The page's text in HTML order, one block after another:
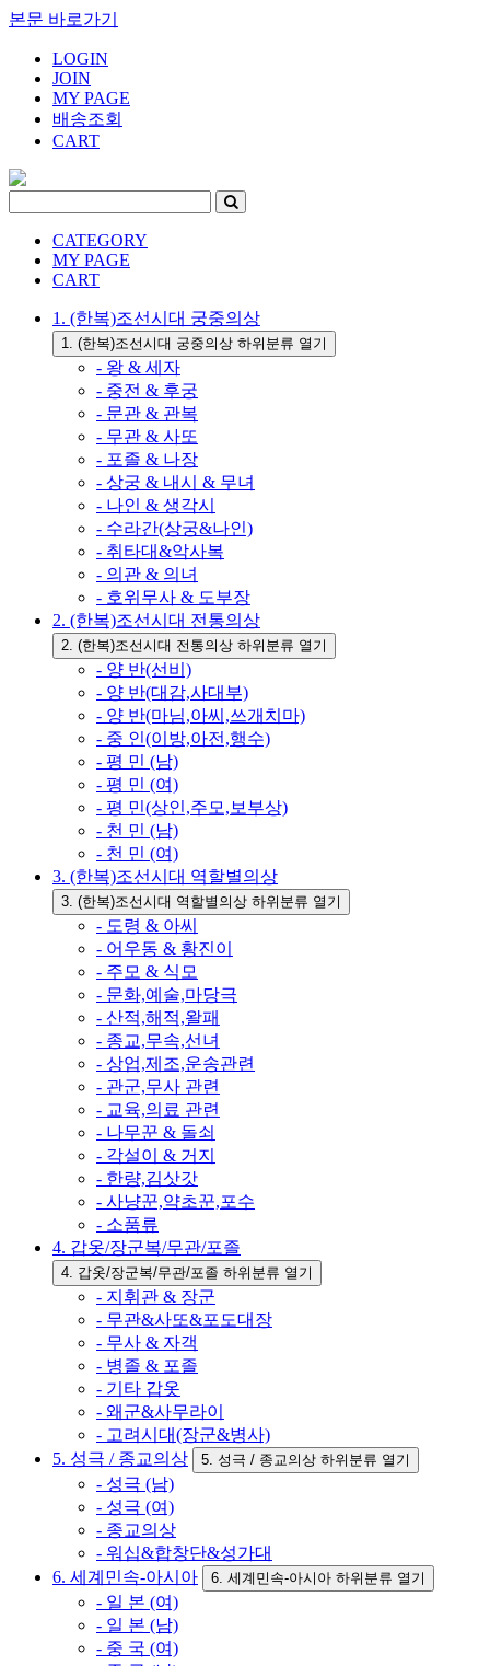
본문 바로가기
LOGIN
JOIN
MY PAGE
배송조회
CART
CATEGORY
MY PAGE
CART
1. (한복)조선시대 궁중의상
1. (한복)조선시대 궁중의상 하위분류 열기
- 왕 & 세자
- 중전 & 후궁
- 문관 & 관복
- 무관 & 사또
- 포졸 & 나장
- 상궁 & 내시 & 무녀
- 나인 & 생각시
- 수라간(상궁&나인)
- 취타대&악사복
- 의관 & 의녀
- 호위무사 & 도부장
2. (한복)조선시대 전통의상
2. (한복)조선시대 전통의상 하위분류 열기
- 양 반(선비)
- 양 반(대감,사대부)
- 양 반(마님,아씨,쓰개치마)
- 중 인(이방,아전,행수)
- 평 민 (남)
- 평 민 (여)
- 평 민(상인,주모,보부상)
- 천 민 (남)
- 천 민 (여)
3. (한복)조선시대 역할별의상
3. (한복)조선시대 역할별의상 하위분류 열기
- 도령 & 아씨
- 어우동 & 황진이
- 주모 & 식모
- 문화,예술,마당극
- 산적,해적,왈패
- 종교,무속,선녀
- 상업,제조,운송관련
- 관군,무사 관련
- 교육,의료 관련
- 나무꾼 & 돌쇠
- 각설이 & 거지
- 한량,김삿갓
- 사냥꾼,약초꾼,포수
- 소품류
4. 갑옷/장군복/무관/포졸
4. 갑옷/장군복/무관/포졸 하위분류 열기
- 지휘관 & 장군
- 무관&사또&포도대장
- 무사 & 자객
- 병졸 & 포졸
- 기타 갑옷
- 왜군&사무라이
- 고려시대(장군&병사)
5. 성극 / 종교의상
5. 성극 / 종교의상 하위분류 열기
- 성극 (남)
- 성극 (여)
- 종교의상
- 워십&합창단&성가대
6. 세계민속-아시아
6. 세계민속-아시아 하위분류 열기
- 일 본 (여)
- 일 본 (남)
- 중 국 (여)